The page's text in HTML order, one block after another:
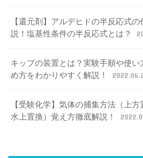
【還元剤】アルデヒドの半反応式
説！塩基性条件の半反応式とは？
キップの装置とは？実験手順や使い
め方をわかりやすく解説！
【受験化学】気体の捕集方法（上方
水上置換）覚え方徹底解説！